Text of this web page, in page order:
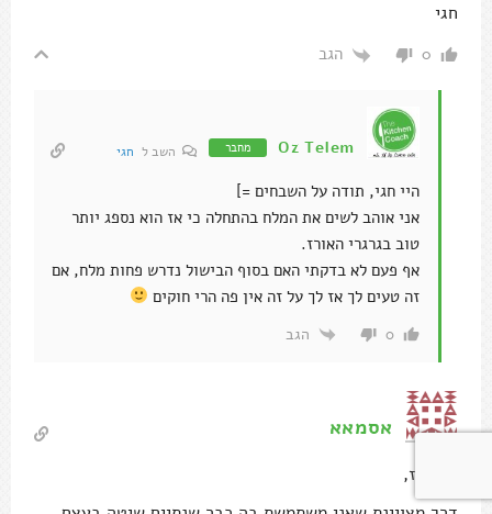
חגי
0 הגב
Oz Telem מחבר השב ל חגי
היי חגי, תודה על השבחים =]
אני אוהב לשים את המלח בהתחלה כי אז הוא נספג יותר
טוב בגרגרי האורז.
אף פעם לא בדקתי האם בסוף הבישול נדרש פחות מלח, אם
זה טעים לך אז לך על זה אין פה הרי חוקים
0 הגב
אסמאא
היי עוז,